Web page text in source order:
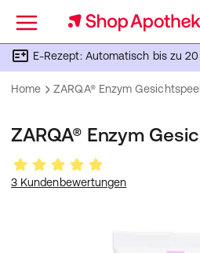
Menü
E-Rezept: Automatisch bis zu
Home ZARQA® Enzym
ZARQA® Enzym
3 Kundenbewertungen